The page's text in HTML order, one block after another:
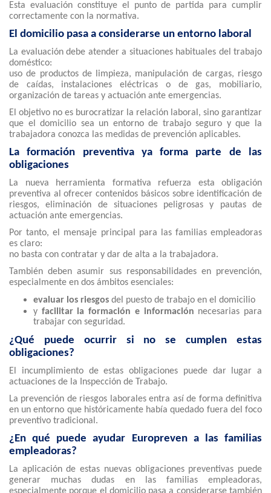
Esta evaluación constituye el punto de partida para cumplir
correctamente con la normativa.
El domicilio pasa a considerarse un entorno laboral
La evaluación debe atender a situaciones habituales del trabajo
doméstico:
uso de productos de limpieza, manipulación de cargas, riesgo
de caídas, instalaciones eléctricas o de gas, mobiliario,
organización de tareas y actuación ante emergencias.
El objetivo no es burocratizar la relación laboral, sino garantizar
que el domicilio sea un entorno de trabajo seguro y que la
trabajadora conozca las medidas de prevención aplicables.
La formación preventiva ya forma parte de las
obligaciones
La nueva herramienta formativa refuerza esta obligación
preventiva al ofrecer contenidos básicos sobre identificación de
riesgos, eliminación de situaciones peligrosas y pautas de
actuación ante emergencias.
Por tanto, el mensaje principal para las familias empleadoras
es claro:
no basta con contratar y dar de alta a la trabajadora.
También deben asumir sus responsabilidades en prevención,
especialmente en dos ámbitos esenciales:
evaluar los riesgos del puesto de trabajo en el domicilio
y facilitar la formación e información necesarias para
trabajar con seguridad.
¿Qué puede ocurrir si no se cumplen estas
obligaciones?
El incumplimiento de estas obligaciones puede dar lugar a
actuaciones de la Inspección de Trabajo.
La prevención de riesgos laborales entra así de forma definitiva
en un entorno que históricamente había quedado fuera del foco
preventivo tradicional.
¿En qué puede ayudar Europreven a las familias
empleadoras?
La aplicación de estas nuevas obligaciones preventivas puede
generar muchas dudas en las familias empleadoras,